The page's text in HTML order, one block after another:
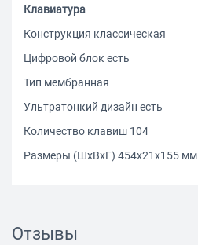
Клавиатура
Конструкция классическая
Цифровой блок есть
Тип мембранная
Ультратонкий дизайн есть
Количество клавиш 104
Размеры (ШxВxГ) 454x21x155 мм
Отзывы